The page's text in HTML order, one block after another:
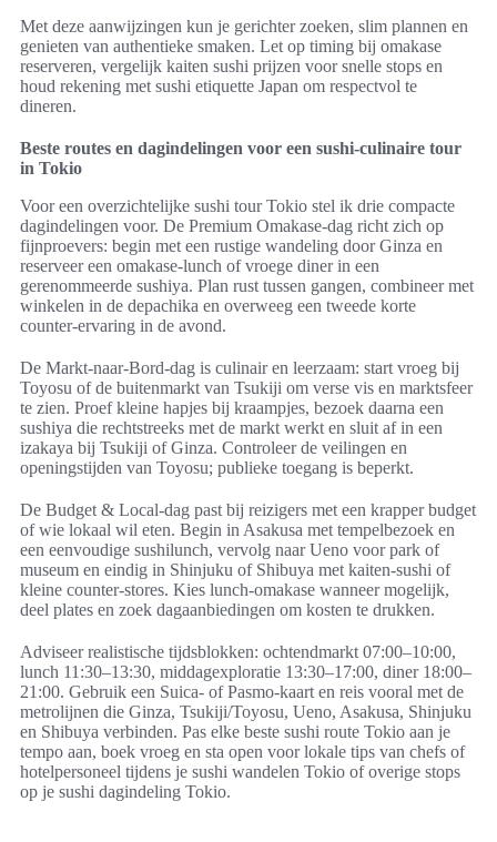
Met deze aanwijzingen kun je gerichter zoeken, slim plannen en
genieten van authentieke smaken. Let op timing bij omakase
reserveren, vergelijk kaiten sushi prijzen voor snelle stops en
houd rekening met sushi etiquette Japan om respectvol te
dineren.
Beste routes en dagindelingen voor een sushi-culinaire tour
in Tokio
Voor een overzichtelijke sushi tour Tokio stel ik drie compacte
dagindelingen voor. De Premium Omakase-dag richt zich op
fijnproevers: begin met een rustige wandeling door Ginza en
reserveer een omakase-lunch of vroege diner in een
gerenommeerde sushiya. Plan rust tussen gangen, combineer met
winkelen in de depachika en overweeg een tweede korte
counter-ervaring in de avond.
De Markt-naar-Bord-dag is culinair en leerzaam: start vroeg bij
Toyosu of de buitenmarkt van Tsukiji om verse vis en marktsfeer
te zien. Proef kleine hapjes bij kraampjes, bezoek daarna een
sushiya die rechtstreeks met de markt werkt en sluit af in een
izakaya bij Tsukiji of Ginza. Controleer de veilingen en
openingstijden van Toyosu; publieke toegang is beperkt.
De Budget & Local-dag past bij reizigers met een krapper budget
of wie lokaal wil eten. Begin in Asakusa met tempelbezoek en
een eenvoudige sushilunch, vervolg naar Ueno voor park of
museum en eindig in Shinjuku of Shibuya met kaiten-sushi of
kleine counter-stores. Kies lunch-omakase wanneer mogelijk,
deel plates en zoek dagaanbiedingen om kosten te drukken.
Adviseer realistische tijdsblokken: ochtendmarkt 07:00–10:00,
lunch 11:30–13:30, middagexploratie 13:30–17:00, diner 18:00–
21:00. Gebruik een Suica- of Pasmo-kaart en reis vooral met de
metrolijnen die Ginza, Tsukiji/Toyosu, Ueno, Asakusa, Shinjuku
en Shibuya verbinden. Pas elke beste sushi route Tokio aan je
tempo aan, boek vroeg en sta open voor lokale tips van chefs of
hotelpersoneel tijdens je sushi wandelen Tokio of overige stops
op je sushi dagindeling Tokio.